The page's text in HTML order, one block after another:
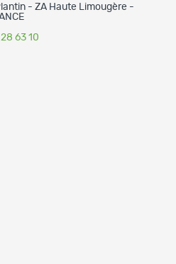
- ZA Haute Limougère -
63 10